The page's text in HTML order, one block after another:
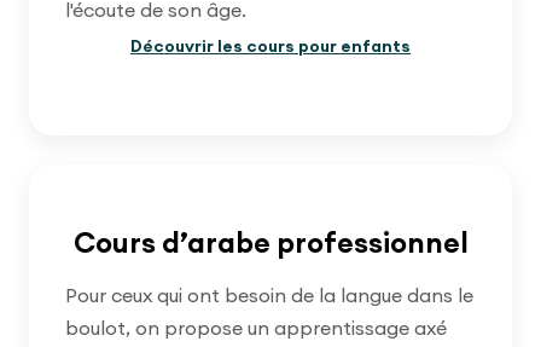
l'écoute de son âge.
Découvrir les cours pour enfants
Cours d’arabe professionnel
Pour ceux qui ont besoin de la langue dans le
boulot, on propose un apprentissage axé